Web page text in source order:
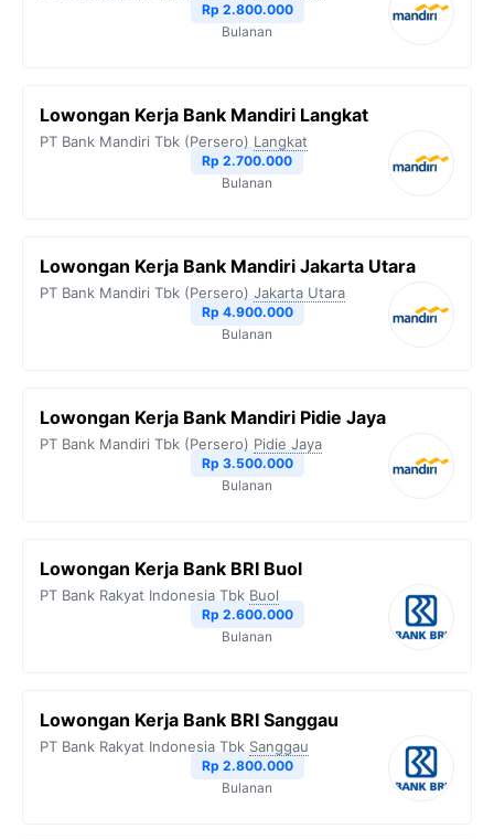
Rp 2.800.000
Bulanan
Lowongan Kerja Bank Mandiri Langkat
PT Bank Mandiri Tbk (Persero) Langkat
Rp 2.700.000
Bulanan
Lowongan Kerja Bank Mandiri Jakarta Utara
PT Bank Mandiri Tbk (Persero) Jakarta Utara
Rp 4.900.000
Bulanan
Lowongan Kerja Bank Mandiri Pidie Jaya
PT Bank Mandiri Tbk (Persero) Pidie Jaya
Rp 3.500.000
Bulanan
Lowongan Kerja Bank BRI Buol
PT Bank Rakyat Indonesia Tbk Buol
Rp 2.600.000
Bulanan
Lowongan Kerja Bank BRI Sanggau
PT Bank Rakyat Indonesia Tbk Sanggau
Rp 2.800.000
Bulanan